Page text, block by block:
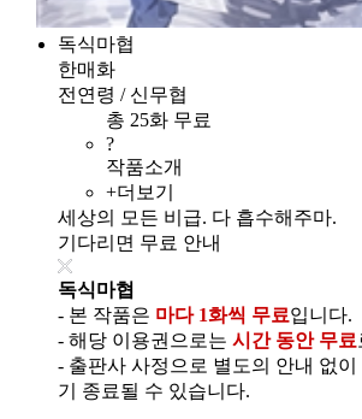
독식마협
한매화
전연령 / 신무협
총 25화 무료
?
작품소개
+더보기
세상의 모든 비급. 다 흡수해주마.
기다리면 무료 안내
독식마협
- 본 작품은 마다 1화씩 무료입니다.
- 해당 이용권으로는 시간 동안 무료
- 출판사 사정으로 별도의 안내 없
기 종료될 수 있습니다.